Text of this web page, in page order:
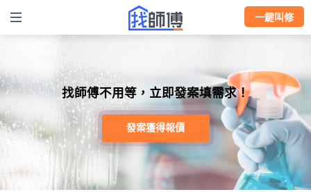
一鍵叫修
找師傅不用等，立即發案填需求！
發案獲得報價